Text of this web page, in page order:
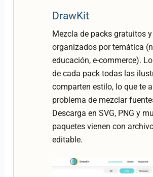
DrawKit
Mezcla de packs gratuitos
organizados por temática
educación, e-commerce).
de cada pack todas las
comparten estilo, lo que te
problema de mezclar
Descarga en SVG, PNG y
paquetes vienen con
editable.